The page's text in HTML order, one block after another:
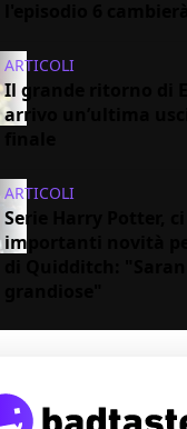
ARTICOLI
Il grande ritorno di
arrivo un’ultima
ARTICOLI
Serie Harry Potter, ci
importanti novità